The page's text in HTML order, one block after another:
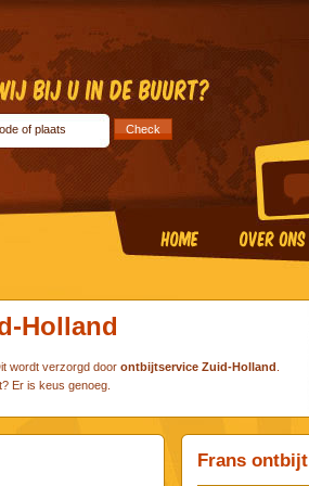
Holland
wordt verzorgd door ontbijtservice Zuid-Holland
Er is keus genoeg.
Frans ontbijt